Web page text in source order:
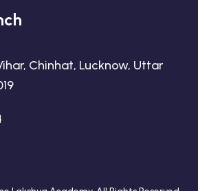
Chinhat, Lucknow, Uttar